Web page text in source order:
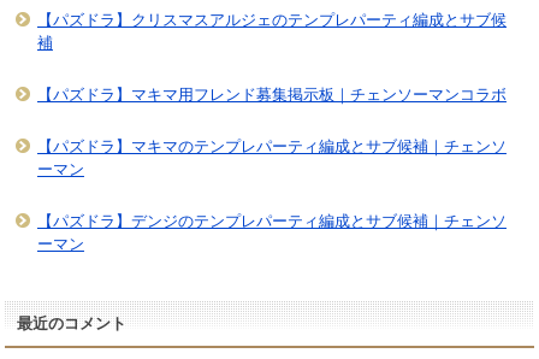
【パズドラ】クリスマスアルジェのテンプレパーティ編成とサブ候
補
【パズドラ】マキマ用フレンド募集掲示板｜チェンソーマンコラボ
【パズドラ】マキマのテンプレパーティ編成とサブ候補｜チェンソ
ーマン
【パズドラ】デンジのテンプレパーティ編成とサブ候補｜チェンソ
ーマン
最近のコメント